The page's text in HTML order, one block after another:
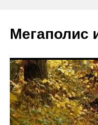
содержимому
Мегаполис